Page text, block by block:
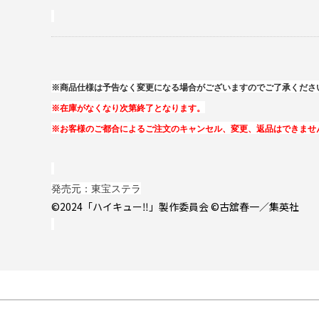
※商品仕様は予告なく変更になる場合がございますのでご了承くださ
※在庫がなくなり次第終了となります。
※お客様のご都合によるご注文のキャンセル、変更、返品はできませ
発売元：東宝ステラ
©2024「ハイキュー‼」製作委員会 ©古舘春一／集英社